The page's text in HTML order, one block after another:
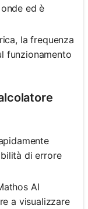
ed è
la frequenza
funzionamento
di errore
AI
a visualizzare